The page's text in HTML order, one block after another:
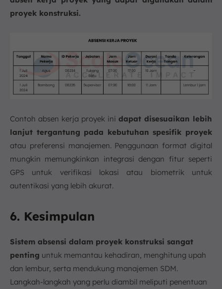
proyek konstruksi.
Contoh absen kerja proyek ini dapat disesuaikan lebih
lanjut tergantung pada kebutuhan spesifik proyek
atau preferensi manajemen. Penggunaan format digital
mungkin memungkinkan integrasi dengan fitur seperti
GPS untuk verifikasi lokasi atau biometrik untuk
autentikasi yang lebih akurat.
6. Kesimpulan
Sistem absensi dalam proyek konstruksi sangat
penting untuk memantau kehadiran, menghitung upah
dan lembur, serta mendukung manajemen SDM.
Langkah-langkah yang perlu diambil meliputi penentuan